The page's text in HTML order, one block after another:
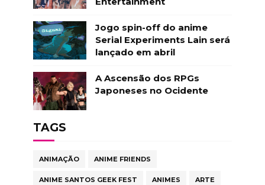
Jogo spin-off do anime
Serial Experiments Lain será
lançado em abril
A Ascensão dos RPGs
Japoneses no Ocidente
TAGS
ANIMAÇÃO ANIME FRIENDS
ANIME SANTOS GEEK FEST ANIMES ARTE